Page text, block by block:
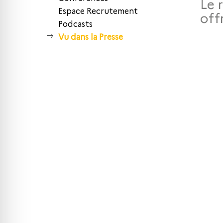
Espace Recrutement
Podcasts
Vu dans la Presse